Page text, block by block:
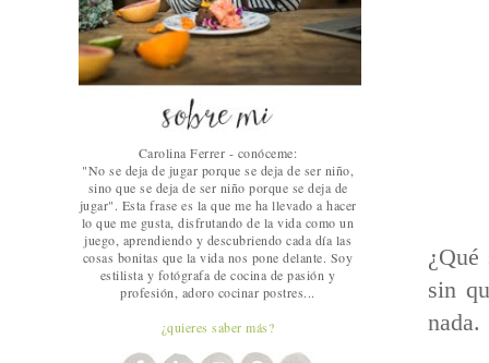
sin
nada.
Carolina Ferrer - conóceme:
"No se deja de jugar porque se deja de ser niño,
sino que se deja de ser niño porque se deja de
jugar". Esta frase es la que me ha llevado a hacer
lo que me gusta, disfrutando de la vida como un
juego, aprendiendo y descubriendo cada día las
cosas bonitas que la vida nos pone delante. Soy
estilista y fotógrafa de cocina de pasión y
profesión, adoro cocinar postres...
¿quieres saber más?